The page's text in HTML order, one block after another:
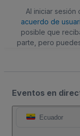
Al iniciar sesión
acuerdo de
posible que
parte, pero
Eventos en
Ecuador